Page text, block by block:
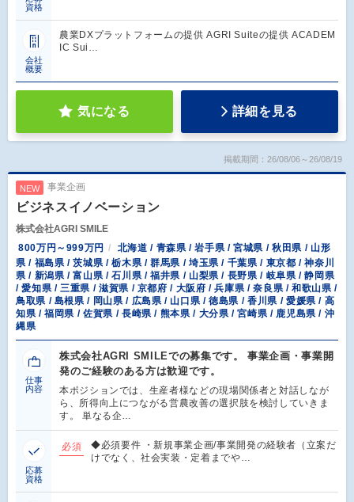
資格
会社
概要
農業DXプラットフォームの提供 AGRI Suiteの提供 ACADEM
IC Sui…
気になる 詳細を見る
掲載期間：26/08/06～26/08/19
NEW 事業企画
ビジネスイノベーション
株式会社AGRI SMILE
800万円～999万円
北海道 / 青森県 / 岩手県 / 宮城県 / 秋田県 / 山形
県 / 福島県 / 茨城県 / 栃木県 / 群馬県 / 埼玉県 / 千葉県 / 東京都 / 神奈川
県 / 新潟県 / 富山県 / 石川県 / 福井県 / 山梨県 / 長野県 / 岐阜県 / 静岡県
/ 愛知県 / 三重県 / 滋賀県 / 京都府 / 大阪府 / 兵庫県 / 奈良県 / 和歌山県 /
鳥取県 / 島根県 / 岡山県 / 広島県 / 山口県 / 徳島県 / 香川県 / 愛媛県 / 高
知県 / 福岡県 / 佐賀県 / 長崎県 / 熊本県 / 大分県 / 宮崎県 / 鹿児島県 / 沖
縄県
仕事
内容
株式会社AGRI SMILEでの募集です。 事業企画・事業開
発のご経験のある方は歓迎です。
本ポジションでは、生産者様などの現場関係者と対話しなが
ら、所得向上につながる営農改善の選択肢を検討していきま
す。 単なる企…
応募
資格
必須
◆必須要件 ・新規事業企画/事業開発の経験者（立案だ
けでなく、社会実装・定着までや…